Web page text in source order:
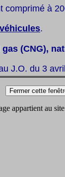
comprimé à
.
(CNG),
J.O. du 3
appartient au